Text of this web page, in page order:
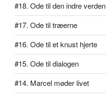
#18. Ode til den indre verden
#17. Ode til træerne
#16. Ode til et knust hjerte
#15. Ode til dialogen
#14. Marcel møder livet